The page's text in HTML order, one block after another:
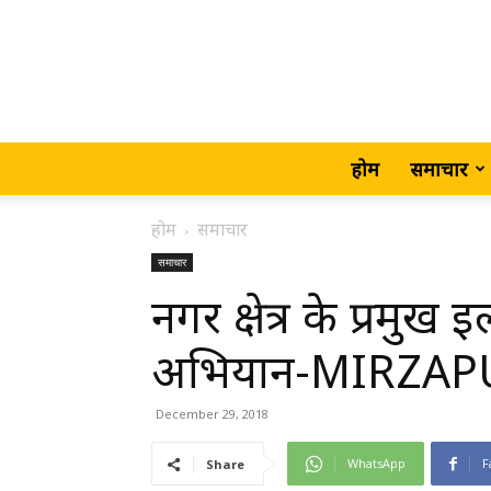
होम समाचार
होम समाचार
समाचार
नगर क्षेत्र के प्रमुख
अभियान-
December 29, 2018
Share WhatsApp